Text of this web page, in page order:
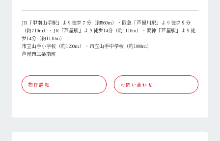
JR「甲南山手駅」より徒歩７分（約560m）・阪急「芦屋川駅」より徒歩９分
（約710m）・JR「芦屋駅」より徒歩14分（約1110m）・阪神「芦屋駅」より徒
歩14分（約1110m）
市立山手小学校（約1200ｍ）・市立山手中学校（約1000ｍ）
芦屋市三条南町
物件詳細 お問い合わせ